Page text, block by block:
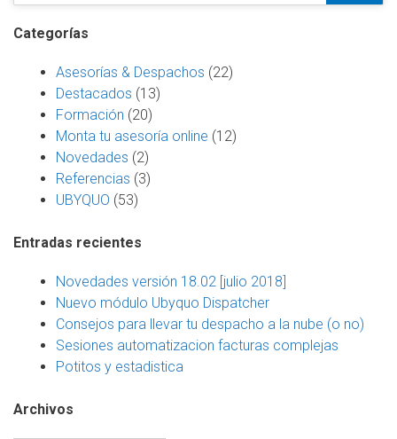
Categorías
Asesorías & Despachos (22)
Destacados (13)
Formación (20)
Monta tu asesoría online (12)
Novedades (2)
Referencias (3)
UBYQUO (53)
Entradas recientes
Novedades versión 18.02 [julio 2018]
Nuevo módulo Ubyquo Dispatcher
Consejos para llevar tu despacho a la nube (o no)
Sesiones automatizacion facturas complejas
Potitos y estadistica
Archivos